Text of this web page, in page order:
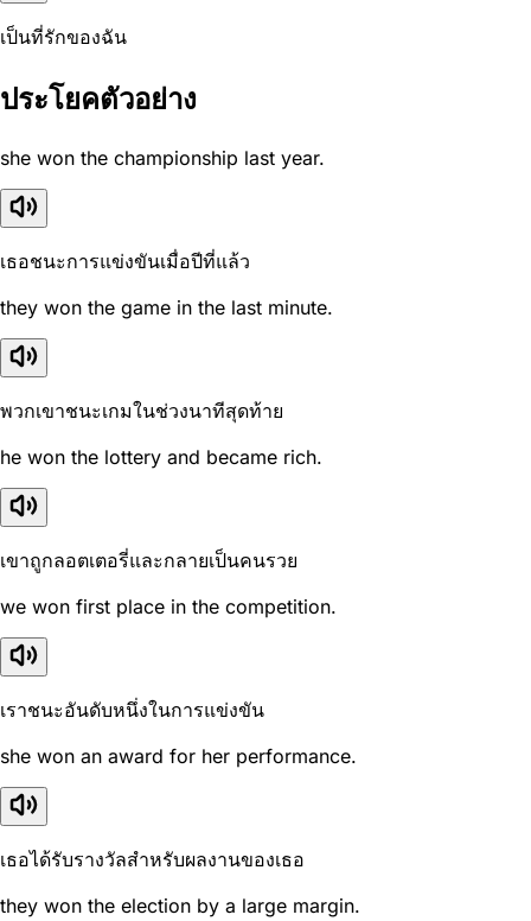
เป็นที่รักของฉัน
ประโยคตัวอย่าง
she won the championship last year.
เธอชนะการแข่งขันเมื่อปีที่แล้ว
they won the game in the last minute.
พวกเขาชนะเกมในช่วงนาทีสุดท้าย
he won the lottery and became rich.
เขาถูกลอตเตอรี่และกลายเป็นคนรวย
we won first place in the competition.
เราชนะอันดับหนึ่งในการแข่งขัน
she won an award for her performance.
เธอได้รับรางวัลสำหรับผลงานของเธอ
they won the election by a large margin.